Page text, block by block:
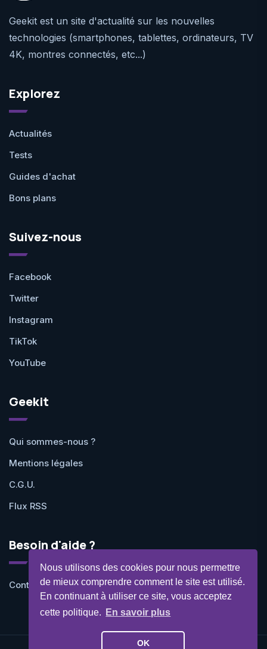
Nous utilisons des cookies pour nous permettre
de mieux comprendre comment le site est utilisé.
En continuant à utiliser ce site, vous acceptez
cette politique.
En savoir plus
OK
Geekit est un site d'actualité sur les nouvelles
technologies (smartphones, tablettes, ordinateurs, TV
4K, montres connectés, etc...)
Explorez
Actualités
Tests
Guides d'achat
Bons plans
Suivez-nous
Facebook
Twitter
Instagram
TikTok
YouTube
Geekit
Qui sommes-nous ?
Mentions légales
C.G.U.
Flux RSS
Besoin d'aide ?
Contactez-nous